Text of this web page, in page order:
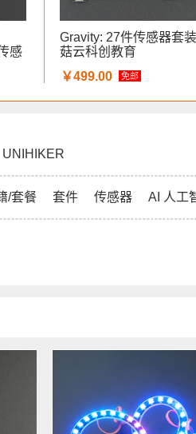
感
Gravity: 27件传感器套
菇云科创教育
￥499.00
免邮
UNIHIKER
/套餐 套件 传感器 AI 人工